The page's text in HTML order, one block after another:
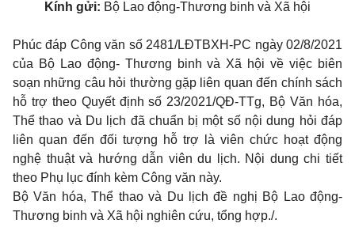
Kính gửi: Bộ Lao động-Thương binh và Xã hội
Phúc đáp Công văn số 2481/LĐTBXH-PC ngày 02/8/2021
của Bộ Lao động- Thương binh và Xã hội về việc biên
soạn những câu hỏi thường gặp liên quan đến chính sách
hỗ trợ theo Quyết định số 23/2021/QĐ-TTg, Bộ Văn hóa,
Thể thao và Du lịch đã chuẩn bị một số nội dung hỏi đáp
liên quan đến đối tượng hỗ trợ là viên chức hoạt động
nghệ thuật và hướng dẫn viên du lịch. Nội dung chi tiết
theo Phụ lục đính kèm Công văn này.
Bộ Văn hóa, Thể thao và Du lịch đề nghị Bộ Lao động-
Thương binh và Xã hội nghiên cứu, tổng hợp./.